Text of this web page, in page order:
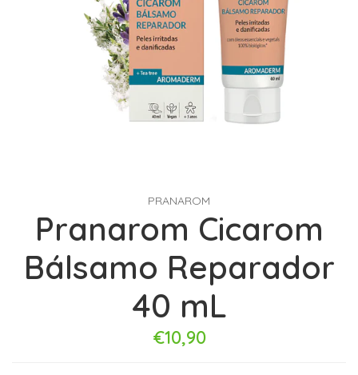
PRANAROM
Pranarom Cicarom
Bálsamo Reparador
40 mL
€10,90